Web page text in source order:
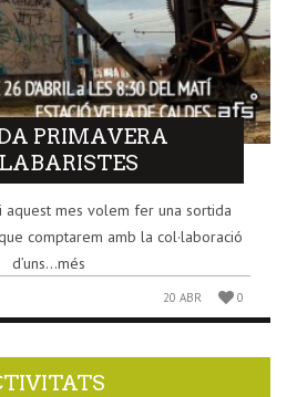
PRIMAVERA
aquest mes volem fer una sortida
comptarem amb la col·laboració
d’uns...més
20 ABR 0